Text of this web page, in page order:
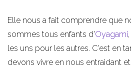
Elle nous a fait comprendre que
sommes tous enfants d'Oyagami
les uns pour les autres. C'est en
devons vivre en nous entraidant